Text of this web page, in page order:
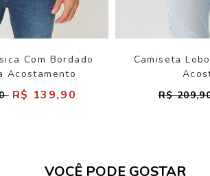
Com Bordado
Acostamento
R$ 139,90
Camiseta
R$
VOCÊ PODE GOSTAR